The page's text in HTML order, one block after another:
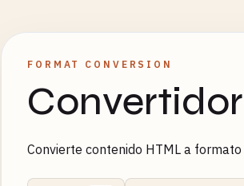
FORMAT CONVERSION
Convierte contenido HTML a